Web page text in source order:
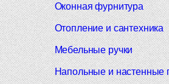
Оконная фурнитура
Отопление и сантехника
Мебельные ручки
Напольные и настенные